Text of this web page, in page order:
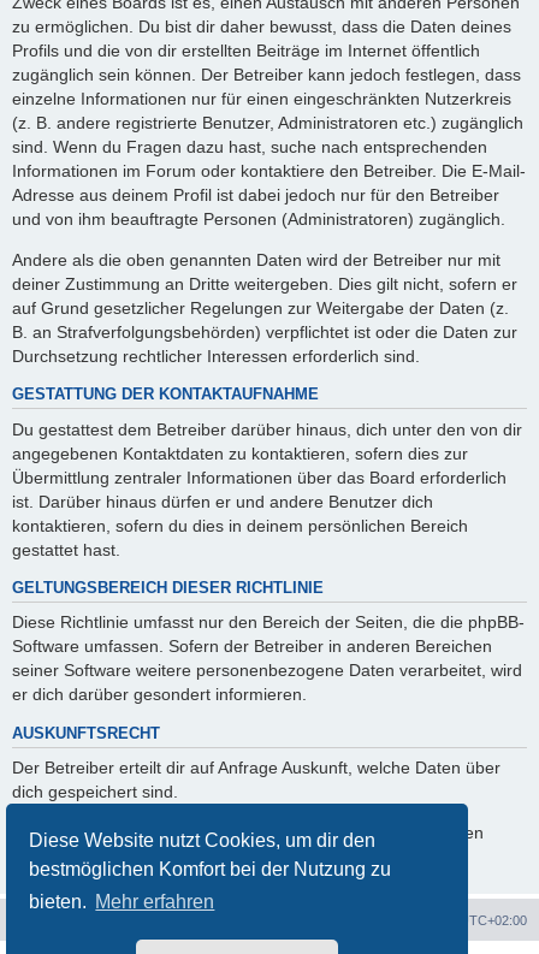
Diese Website nutzt Cookies, um dir den
bestmöglichen Komfort bei der Nutzung zu
bieten. Mehr erfahren
zu ermöglichen. Du bist dir daher bewusst, dass die Daten deines
Profils und die von dir erstellten Beiträge im Internet öffentlich
zugänglich sein können. Der Betreiber kann jedoch festlegen, dass
einzelne Informationen nur für einen eingeschränkten Nutzerkreis
(z. B. andere registrierte Benutzer, Administratoren etc.) zugänglich
sind. Wenn du Fragen dazu hast, suche nach entsprechenden
Informationen im Forum oder kontaktiere den Betreiber. Die E-Mail-
Adresse aus deinem Profil ist dabei jedoch nur für den Betreiber
und von ihm beauftragte Personen (Administratoren) zugänglich.
Andere als die oben genannten Daten wird der Betreiber nur mit
deiner Zustimmung an Dritte weitergeben. Dies gilt nicht, sofern er
auf Grund gesetzlicher Regelungen zur Weitergabe der Daten (z.
B. an Strafverfolgungsbehörden) verpflichtet ist oder die Daten zur
Durchsetzung rechtlicher Interessen erforderlich sind.
GESTATTUNG DER KONTAKTAUFNAHME
Du gestattest dem Betreiber darüber hinaus, dich unter den von dir
angegebenen Kontaktdaten zu kontaktieren, sofern dies zur
Übermittlung zentraler Informationen über das Board erforderlich
ist. Darüber hinaus dürfen er und andere Benutzer dich
kontaktieren, sofern du dies in deinem persönlichen Bereich
gestattet hast.
GELTUNGSBEREICH DIESER RICHTLINIE
Diese Richtlinie umfasst nur den Bereich der Seiten, die die phpBB-
Software umfassen. Sofern der Betreiber in anderen Bereichen
seiner Software weitere personenbezogene Daten verarbeitet, wird
er dich darüber gesondert informieren.
AUSKUNFTSRECHT
Der Betreiber erteilt dir auf Anfrage Auskunft, welche Daten über
dich gespeichert sind.
Du kannst jederzeit die Löschung bzw. Sperrung deiner Daten
verlangen. Kontaktiere hierzu bitte den Betreiber.
UTC+02:00